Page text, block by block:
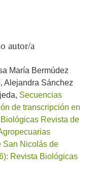
autor/a
María Bermúdez
Alejandra Sánchez
Secuencias
de transcripción en
Biológicas Revista de
San Nicolás de
Revista Biológicas